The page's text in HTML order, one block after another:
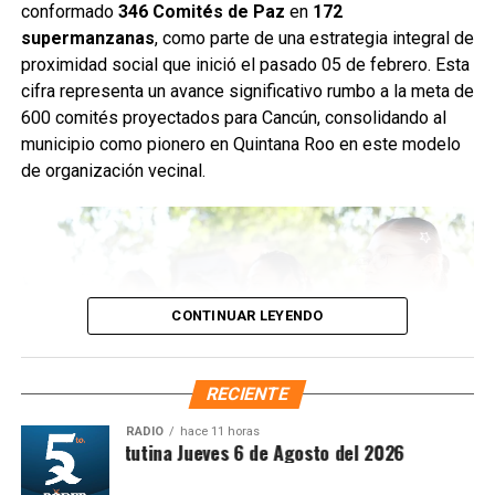
desechos que obstruyen el flujo pluvial. En la
Supermanzana 235 se complementó la jornada con una
brigada de descacharrización para evitar la formación de
basureros clandestinos y promover la correcta
disposición de muebles, electrodomésticos y llantas.
Fuente: 5to Poder Agencia de Noticias
conformado 346 Comités de Paz en 172
supermanzanas, como parte de una estrategia integral de
proximidad social que inició el pasado 05 de febrero. Esta
cifra representa un avance significativo rumbo a la meta de
600 comités proyectados para Cancún, consolidando al
municipio como pionero en Quintana Roo en este modelo
de organización vecinal.
CONTINUAR LEYENDO
RECIENTE
RADIO hace 11 horas
Síntesis Matutina Jueves 6 de Agosto del 2026